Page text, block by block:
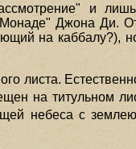
и
Джона Ди.
на каббалу?),
листа.
на титульном
небеса с